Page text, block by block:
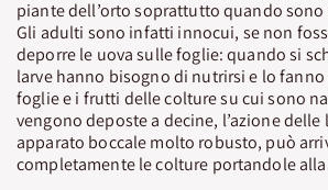
piante dell’orto soprattutto quando
Gli adulti sono infatti innocui, se non
deporre le uova sulle foglie: quando si
larve hanno bisogno di nutrirsi e lo
foglie e i frutti delle colture su cui sono
vengono deposte a decine, l’azione delle
apparato boccale molto robusto, può
completamente le colture portandole